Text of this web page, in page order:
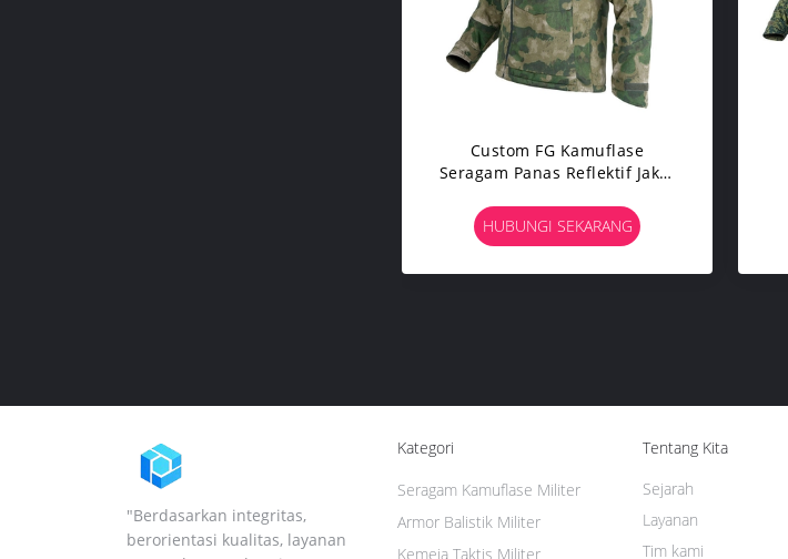
Custom FG Kamuflase
Seragam Panas Reflektif Jaket
HUBUNGI SEKARANG
"Berdasarkan integritas,
berorientasi kualitas, layanan
Kategori
Seragam Kamuflase Militer
Armor Balistik Militer
Kemeja Taktis Militer
Tentang Kita
Sejarah
Layanan
Tim kami